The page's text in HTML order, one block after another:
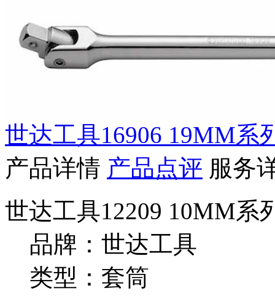
世达工具16906 19MM系
产品详情 产品点评 服务
世达工具12209 10MM系
品牌：世达工具
类型：套筒